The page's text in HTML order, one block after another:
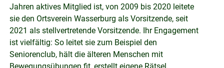
Jahren aktives Mitglied ist, von 2009 bis 2020 leitete
sie den Ortsverein Wasserburg als Vorsitzende, seit
2021 als stellvertretende Vorsitzende. Ihr Engagement
ist vielfältig: So leitet sie zum Beispiel den
Seniorenclub, hält die älteren Menschen mit